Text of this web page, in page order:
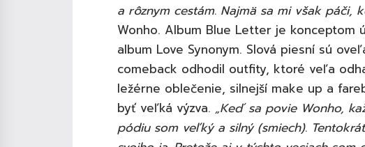
a rôznym cestám. Najmä sa mi však páči,
Wonho. Album Blue Letter je konceptom
album Love Synonym. Slová piesní sú
comeback odhodil outfity, ktoré veľa
ležérne oblečenie, silnejší make up a
byť veľká výzva. „Keď sa povie Wonho,
pódiu som veľký a silný (smiech).